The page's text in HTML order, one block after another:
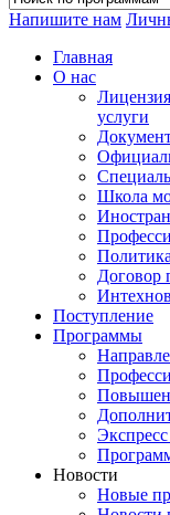
Напишите нам
Главная
О нас
услуги
Школа
Договор
Поступление
Программы
Новости
Новые